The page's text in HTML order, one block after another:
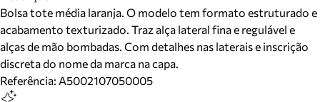
Bolsa tote média laranja. O modelo tem formato estruturado e
acabamento texturizado. Traz alça lateral fina e regulável e
alças de mão bombadas. Com detalhes nas laterais e inscrição
discreta do nome da marca na capa.
Referência: A5002107050005